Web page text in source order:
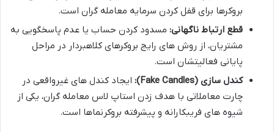
بروکرها برای قفل کردن سرمایه معامله گران است.
قطع ارتباط ناگهانی: مسدود کردن حساب یا عدم پاسخگویی به
مشتریان، از روش های رایج بروکرهای کلاهبردار در مراحل
پایانی فعالیتشان است.
کندل سازی (Fake Candles):
ایجاد کندل های غیرواقعی در
چارت معاملاتی با هدف زدن استاپ لاس معامله گران، یکی از
شیوه های فریبکارانه و پیشرفته بروکرنماها است.